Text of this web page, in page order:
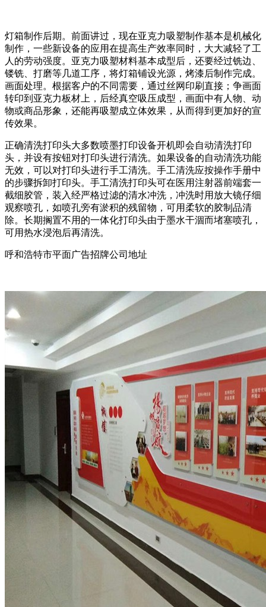
灯箱制作后期。前面讲过，现在亚克力吸塑制作基本是机械化
制作，一些新设备的应用在提高生产效率同时，大大减轻了工
人的劳动强度。亚克力吸塑材料基本成型后，还要经过铣边、
镂铣、打磨等几道工序，将灯箱铺设光源，烤漆后制作完成。
画面处理。根据客户的不同需要，通过丝网印刷直接；争画面
转印到亚克力板材上，后经真空吸压成型，画面中有人物、动
物或商品形象，还能再吸塑成立体效果，从而得到更加好的宣
传效果。
正确清洗打印头大多数喷墨打印设备开机即会自动清洗打印
头，并设有按钮对打印头进行清洗。如果设备的自动清洗功能
无效，可以对打印头进行手工清洗。手工清洗应按操作手册中
的步骤拆卸打印头。手工清洗打印头可在医用注射器前端套一
截细胶管，装入经严格过滤的清水冲洗，冲洗时用放大镜仔细
观察喷孔，如喷孔旁有淤积的残留物，可用柔软的胶制品清
除。长期搁置不用的一体化打印头由于墨水干涸而堵塞喷孔，
可用热水浸泡后再清洗。
呼和浩特市平面广告招牌公司地址